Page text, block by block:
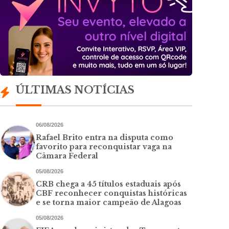
ÚLTIMAS NOTÍCIAS
06/08/2026
Rafael Brito entra na disputa como
favorito para reconquistar vaga na
Câmara Federal
05/08/2026
CRB chega a 45 títulos estaduais após
CBF reconhecer conquistas históricas
e se torna maior campeão de Alagoas
05/08/2026